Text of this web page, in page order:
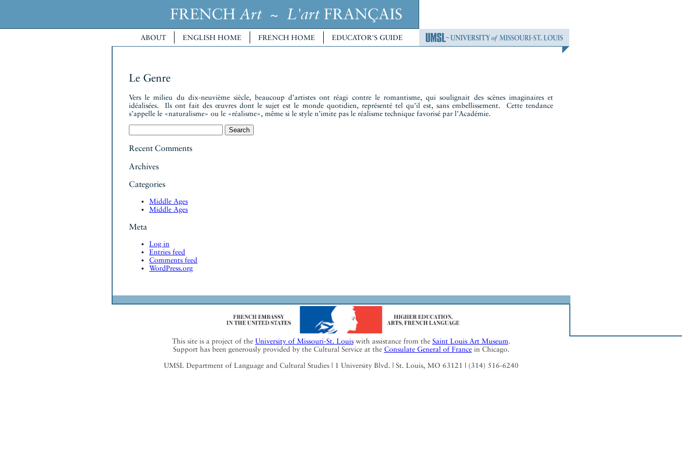
FRENCH Art~ L'artFRANÇAIS
ABOUT ENGLISH HOME FRENCH HOME EDUCATOR'S GUIDE
Le Genre
Vers le milieu du dix-neuvième siècle, beaucoup d’artistes ont réagi contre le romantisme, qui soulignait des scènes imaginaires et
idéalisées. Ils ont fait des œuvres dont le sujet est le monde quotidien, représenté tel qu’il est, sans embellissement. Cette tendance
s’appelle le «naturalisme» ou le «réalisme», même si le style n’imite pas le réalisme technique favorisé par l’Académie.
for:
Recent Comments
Archives
Categories
Middle Ages
Middle Ages
Meta
Log in
Entries feed
Comments feed
WordPress.org
This site is a project of the University of Missouri-St. Louiswith assistance from the Saint Louis Art Museum.
Support has been generously provided by the Cultural Service at the Consulate General of Francein Chicago.
UMSL Department of Language and Cultural Studies | 1 University Blvd. | St. Louis, MO 63121 | (314) 516-6240